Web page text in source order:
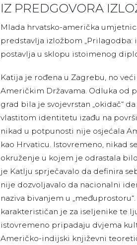
IZ PREDGOVORA
Mlada hrvatsko-američka
predstavlja izložbom „Prilagodba:
postavlja u sklopu istoimenog
Katija je rođena u Zagrebu, no
Američkim Državama. Odluka od
grad bila je svojevrstan „okidač“
vlastitom identitetu izađu na
nikad u potpunosti nije osjećala
kao Hrvaticu. Istovremeno, nikad
okruženje u kojem je odrastala
je KatIju sprječavalo da definira
nije dozvoljavalo da nacionalni
naziva bivanjem u
karakterističan je za iseljenike te
istovremeno pripadaju dvjema
Američko-indijski književni